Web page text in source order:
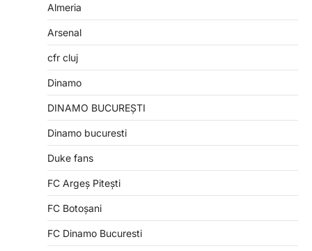
Almeria
Arsenal
cfr cluj
Dinamo
DINAMO BUCUREȘTI
Dinamo bucuresti
Duke fans
FC Argeș Pitești
FC Botoșani
FC Dinamo Bucuresti